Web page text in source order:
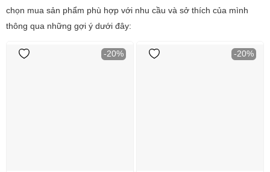
chọn mua sản phẩm phù hợp với nhu cầu và sở thích của mình
thông qua những gợi ý dưới đây:
-20% -20%